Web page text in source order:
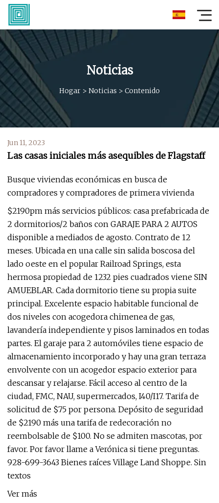
Noticias
Hogar > Noticias > Contenido
Jun 11, 2023
Las casas iniciales más asequibles de Flagstaff
Busque viviendas económicas en busca de
compradores y compradores de primera vivienda
$2190pm más servicios públicos: casa prefabricada de
2 dormitorios/2 baños con GARAJE PARA 2 AUTOS
disponible a mediados de agosto. Contrato de 12
meses. Ubicada en una calle sin salida boscosa del
lado oeste en el popular Railroad Springs, esta
hermosa propiedad de 1232 pies cuadrados viene SIN
AMUEBLAR. Cada dormitorio tiene su propia suite
principal. Excelente espacio habitable funcional de
dos niveles con acogedora chimenea de gas,
lavandería independiente y pisos laminados en todas
partes. El garaje para 2 automóviles tiene espacio de
almacenamiento incorporado y hay una gran terraza
envolvente con un acogedor espacio exterior para
descansar y relajarse. Fácil acceso al centro de la
ciudad, FMC, NAU, supermercados, I40/I17. Tarifa de
solicitud de $75 por persona. Depósito de seguridad
de $2190 más una tarifa de redecoración no
reembolsable de $100. No se admiten mascotas, por
favor. Por favor llame a Verónica si tiene preguntas.
928-699-3643 Bienes raíces Village Land Shoppe. Sin
textos
Ver más